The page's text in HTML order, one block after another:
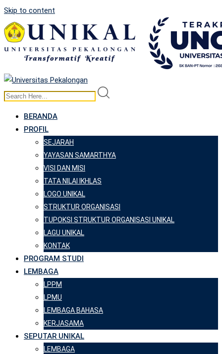
Skip to content
BERANDA
PROFIL
SEJARAH
YAYASAN SAMARTHYA
VISI DAN MISI
TATA NILAI IKHLAS
LOGO UNIKAL
STRUKTUR ORGANISASI
TUPOKSI STRUKTUR ORGANISASI UNIKAL
LAGU UNIKAL
KONTAK
PROGRAM STUDI
LEMBAGA
LPPM
LPMU
LEMBAGA BAHASA
KERJASAMA
SEPUTAR UNIKAL
LEMBAGA